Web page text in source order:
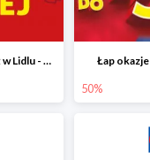
Sezonowa wyprzedaż w Lidlu - drugi produkt -80% Łap
50%